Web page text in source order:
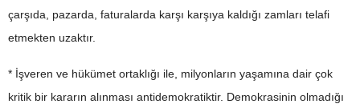
çarşıda, pazarda, faturalarda karşı karşıya kaldığı zamları telafi
etmekten uzaktır.
* İşveren ve hükümet ortaklığı ile, milyonların yaşamına dair çok
kritik bir kararın alınması antidemokratiktir. Demokrasinin olmadığı